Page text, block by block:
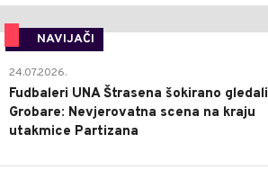
NAVIJAČI
24.07.2026.
Fudbaleri UNA Štrasena šokirano gledali
Grobare: Nevjerovatna scena na kraju
utakmice Partizana